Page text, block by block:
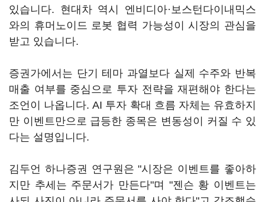
있습니다. 현대차 역시 엔비디아·보스턴다이내믹스
와의 휴머노이드 로봇 협력 가능성이 시장의 관심을
받고 있습니다.
증권가에서는 단기 테마 과열보다 실제 수주와 반복
매출 여부를 중심으로 투자 전략을 재편해야 한다는
조언이 나옵니다. AI 투자 확대 흐름 자체는 유효하지
만 이벤트만으로 급등한 종목은 변동성이 커질 수 있
다는 설명입니다.
김두언 하나증권 연구원은 "시장은 이벤트를 좋아하
지만 추세는 주문서가 만든다"며 "젠슨 황 이벤트는